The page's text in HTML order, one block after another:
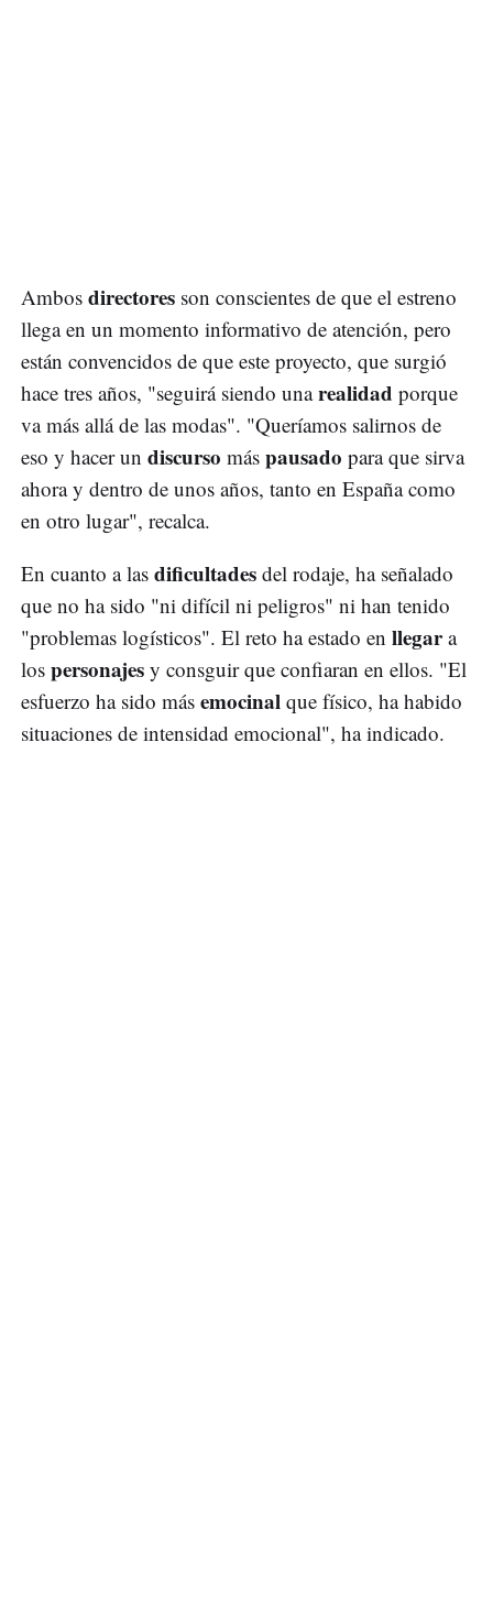
Ambos directores son conscientes de que el estreno
llega en un momento informativo de atención, pero
están convencidos de que este proyecto, que surgió
hace tres años, "seguirá siendo unarealidad porque
va más allá de las modas". "Queríamos salirnos de
eso y hacer un discurso más pausado para que sirva
ahora y dentro de unos años, tanto en España como
en otro lugar", recalca.
En cuanto a las dificultades del rodaje, ha señalado
que no ha sido "ni difícil ni peligros" ni han tenido
"problemas logísticos". El reto ha estado en llegara
los personajes y consguir que confiaran en ellos. "El
esfuerzo ha sido más emocinal que físico, ha habido
situaciones de intensidad emocional", ha indicado.